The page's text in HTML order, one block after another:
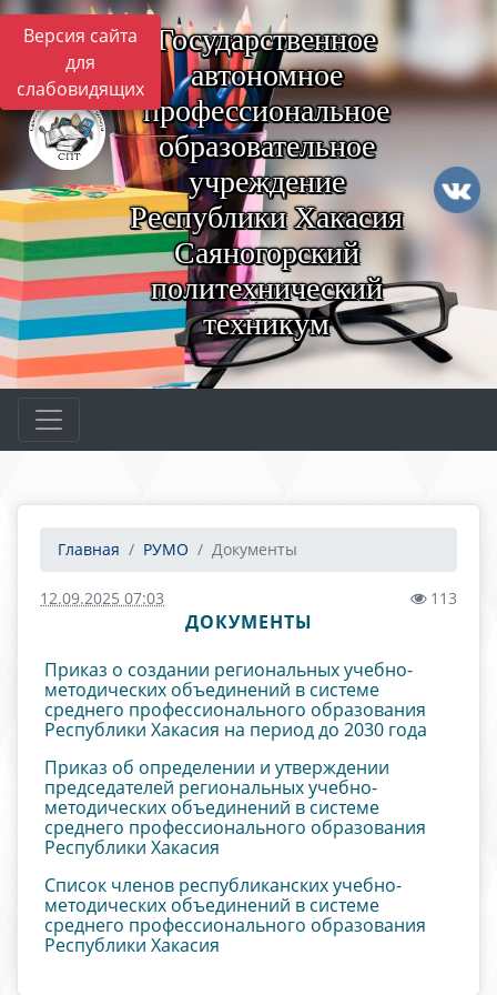
Версия сайта
для
слабовидящих
Государственное
автономное
профессиональное
образовательное
учреждение
Республики Хакасия
Саяногорский
политехнический
техникум
Главная РУМО Документы
12.09.2025 07:03 113
ДОКУМЕНТЫ
Приказ о создании региональных учебно-
методических объединений в системе
среднего профессионального образования
Республики Хакасия на период до 2030 года
Приказ об определении и утверждении
председателей региональных учебно-
методических объединений в системе
среднего профессионального образования
Республики Хакасия
Список членов республиканских учебно-
методических объединений в системе
среднего профессионального образования
Республики Хакасия